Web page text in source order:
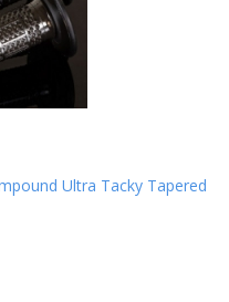
Ultra Tacky Tapered